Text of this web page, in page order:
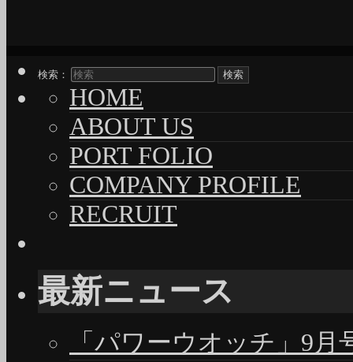
検索：
HOME
ABOUT US
PORT FOLIO
COMPANY PROFILE
RECRUIT
最新ニュース
「パワーウオッチ」9月